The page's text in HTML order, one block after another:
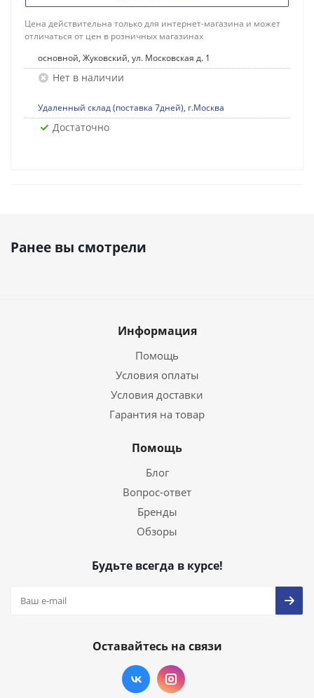
Цена действительна только для интернет-магазина и может
отличаться от цен в розничных магазинах
основной, Жуковский, ул. Московская д. 1
Нет в наличии
Удаленный склад (поставка 7дней), г.Москва
Достаточно
Ранее вы смотрели
Информация
Помощь
Условия оплаты
Условия доставки
Гарантия на товар
Помощь
Блог
Вопрос-ответ
Бренды
Обзоры
Будьте всегда в курсе!
Оставайтесь на связи